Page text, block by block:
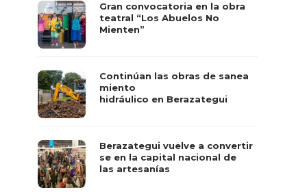
Gran convocatoria en la obra
teatral “Los Abuelos No
Mienten”
Continúan las obras de sanea
miento
hidráulico en Berazategui
Berazategui vuelve a convertir
se en la capital nacional de
las artesanías